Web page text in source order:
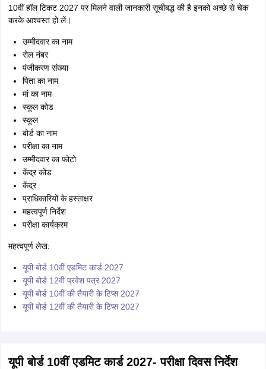
10वीं हॉल टिकट 2027 पर मिलने वाली जानकारी सूचीबद्ध की है इनको अच्छे से चेक
करके आश्वस्त हो लें।
उम्मीदवार का नाम
रोल नंबर
पंजीकरण संख्या
पिता का नाम
मां का नाम
स्कूल कोड
स्कूल
बोर्ड का नाम
परीक्षा का नाम
उम्मीदवार का फोटो
केंद्र कोड
केंद्र
प्राधिकारियों के हस्ताक्षर
महत्वपूर्ण निर्देश
परीक्षा कार्यक्रम
महत्वपूर्ण लेख:
यूपी बोर्ड 10वीं एडमिट कार्ड 2027
यूपी बोर्ड 12वीं प्रवेश पत्र 2027
यूपी बोर्ड 10वीं की तैयारी के टिप्स 2027
यूपी बोर्ड 12वीं की तैयारी के टिप्स 2027
यूपी बोर्ड 10वीं एडमिट कार्ड 2027- परीक्षा दिवस निर्देश